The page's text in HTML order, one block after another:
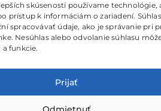
skúseností používame technológie,
prístup k informáciám o zariadení.
spracovávať údaje, ako je správanie pri
Nesúhlas alebo odvolanie súhlasu
funkcie.
Prijať